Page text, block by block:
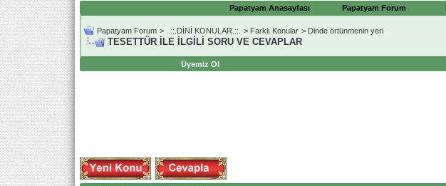
Papatyam Anasayfası Papatyam Forum
Papatyam Forum > ..::.DİNİ KONULAR.::. > Farklı Konular > Dinde örtünmenin yeri
TESETTÜR İLE İLGİLİ SORU VE CEVAPLAR
Üyemiz Ol